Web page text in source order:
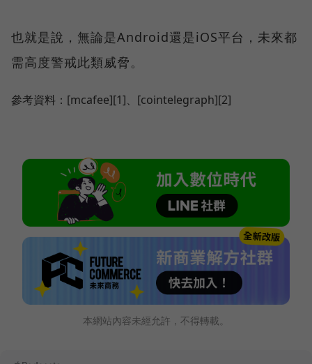
也就是說，無論是Android還是iOS平台，未來都
需高度警戒此類威脅。
參考資料：[mcafee][1]、[cointelegraph][2]
本網站內容未經允許，不得轉載。